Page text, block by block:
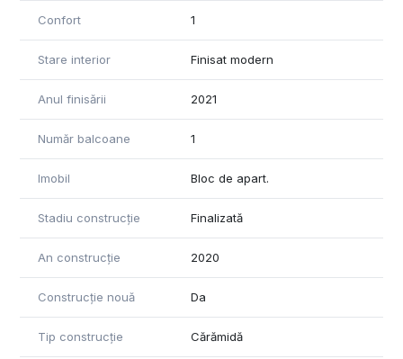
Confort 1
Stare interior Finisat modern
Anul finisării 2021
Număr balcoane 1
Imobil Bloc de apart.
Stadiu construcție Finalizată
An construcție 2020
Construcție nouă Da
Tip construcție Cărămidă